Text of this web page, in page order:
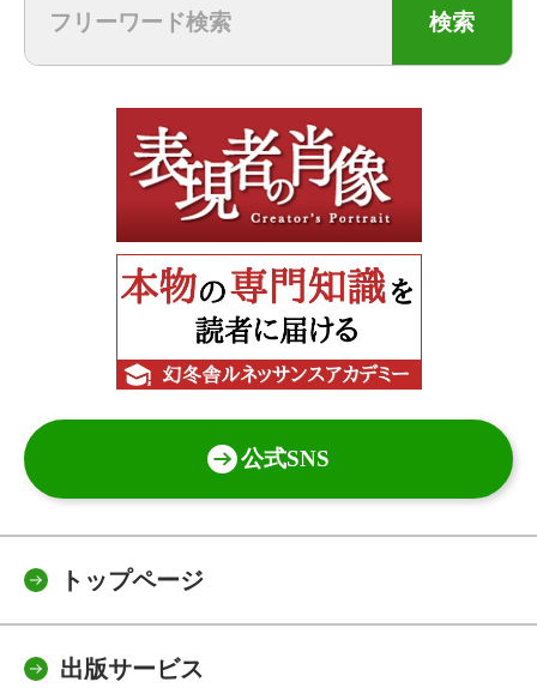
検索
公式SNS
トップページ
出版サービス